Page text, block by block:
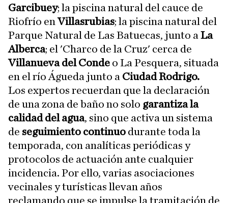
Garcibuey; la piscina natural del cauce de
Riofrío enVillasrubias; la piscina natural del
Parque Natural de Las Batuecas, junto a La
Alberca; el 'Charco de la Cruz' cerca de
Villanueva del Conde o La Pesquera, situada
en el río Águeda junto a Ciudad Rodrigo.
Los expertos recuerdan que la declaración
de una zona de baño no solo garantiza la
calidad del agua, sino que activa un sistema
de seguimiento continuo durante toda la
temporada, con analíticas periódicas y
protocolos de actuación ante cualquier
incidencia. Por ello, varias asociaciones
vecinales y turísticas llevan años
reclamando que se impulse la tramitación de